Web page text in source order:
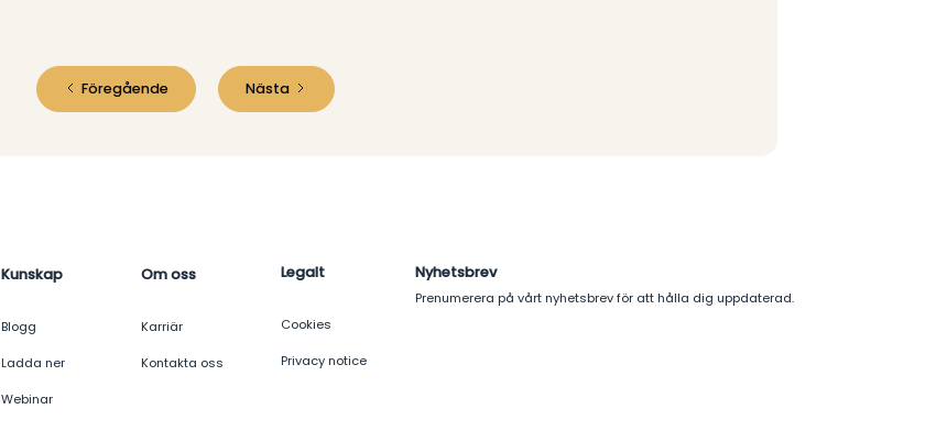
Föregående Nästa
Kunskap
Blogg
Ladda ner
Webinar
Om oss
Karriär
Kontakta oss
Legalt
Cookies
Privacy notice
Nyhetsbrev
Prenumerera på vårt nyhetsbrev för att hålla dig uppdaterad.